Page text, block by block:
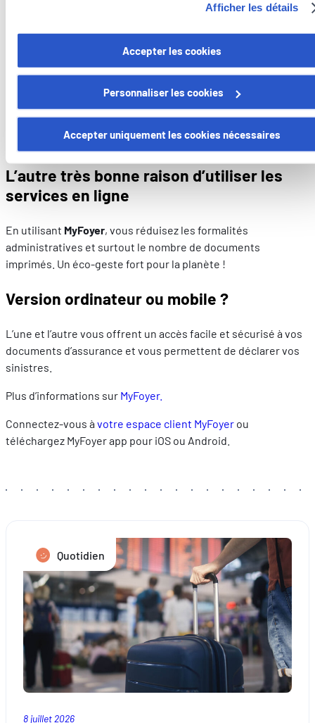
Vous avez la possibilité de retirer votre consentement à tout
moment en cliquant sur le lien "gestion des cookies" en bas
Certains de ces cookies sont strictement nécessaires au
fonctionnement du site. Notez que si vous désactivez des
cookies utilisés ici, il se peut que certaines fonctionnalités ou
parties de ce site Web ne soient plus normalement
accessibles. D'autres sont utilisés pour :
Améliorer votre expérience utilisateur, en personnalisant
Mesurer l'audience en suivant le nombre de visiteurs et
comprenant comment vous arrivez sur notre site.
Proposer des offres et services personnalisés et en
sociaux utilisés et vous permettre de visualiser du contenu
Afficher les détails
Accepter les cookies
Personnaliser les cookies
Accepter uniquement les cookies nécessaires
Vos attestations et certificats d’impôts peuvent être générés
et consultés quand vous le souhaitez.
Numéros utiles
d’urgence sont toujours avec vous.
L’autre très bonne raison d’utiliser les
services en ligne
En utilisant MyFoyer, vous réduisez les formalités
administratives et surtout le nombre de documents
imprimés. Un éco-geste fort pour la planète !
Version ordinateur ou mobile ?
L’une et l’autre vous offrent un accès facile et sécurisé à vos
documents d’assurance et vous permettent de déclarer vos
sinistres.
Plus d’informations sur MyFoyer.
Connectez-vous à votre espace client MyFoyer ou
téléchargez MyFoyer app pour iOS ou Android.
Quotidien
8 juillet 2026